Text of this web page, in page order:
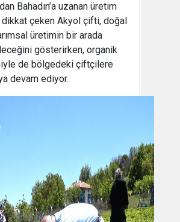
Bahadın’a uzanan üretim
çeken Akyol çifti, doğal
üretimin bir arada
gösterirken, organik
de bölgedeki çiftçilere
devam ediyor.